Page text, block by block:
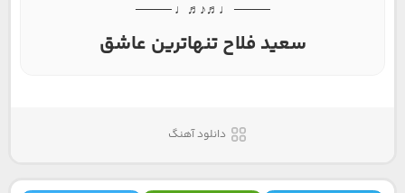
──── ♩♬♪♬♩ ────
سعید فلاح تنهاترین عاشق
دانلود آهنگ